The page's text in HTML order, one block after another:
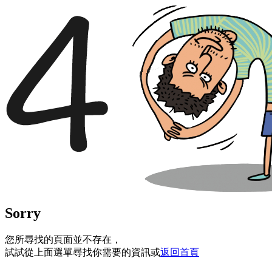
Sorry
您所尋找的頁面並不存在，
試試從上面選單尋找你需要的資訊或返回首頁